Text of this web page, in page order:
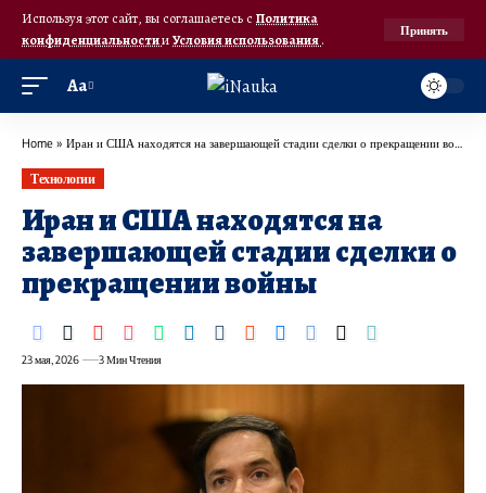
Используя этот сайт, вы соглашаетесь с Политика
конфиденциальностииУсловия использования.
Принять
Аа
Home » Иран и США находятся на завершающей стадии сделки о прекращении войны
Технологии
Иран и США находятся на
завершающей стадии сделки о
прекращении войны
23 мая, 2026 3 Мин Чтения